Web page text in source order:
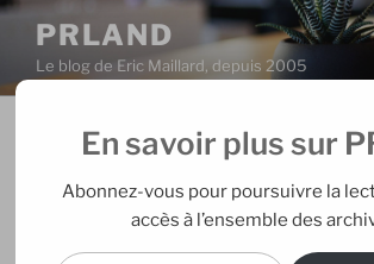
Aller
contenu
principal
PRLAND
Le blog de Eric Maillard, depuis 2005
PUBLIÉ
11/09/2010PARERIC
Elodie Frégé, La fille de
En savoir plus sur
Abonnez-vous pour poursuivre la
accès à l’ensemble des
Saisissez votre adresse e-mail…